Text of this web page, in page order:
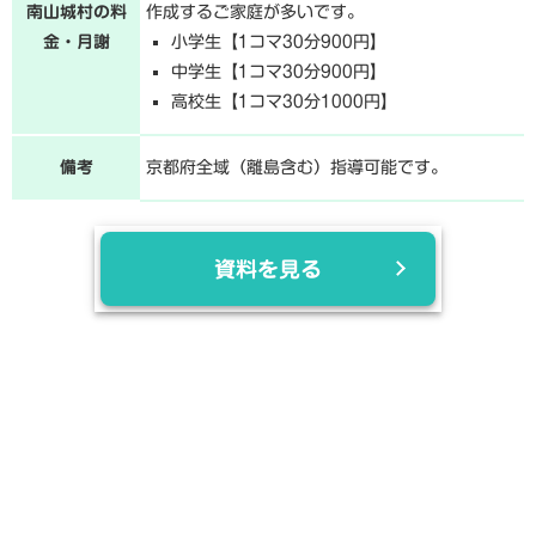
南山城村の料
金・月謝
作成するご家庭が多いです。
小学生【1コマ30分900円】
中学生【1コマ30分900円】
高校生【1コマ30分1000円】
備考 京都府全域（離島含む）指導可能です。
資料を見る